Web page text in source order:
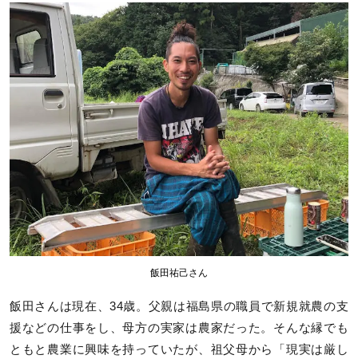
飯田祐己さん
飯田さんは現在、34歳。父親は福島県の職員で新規就農の支
援などの仕事をし、母方の実家は農家だった。そんな縁でも
ともと農業に興味を持っていたが、祖父母から「現実は厳し